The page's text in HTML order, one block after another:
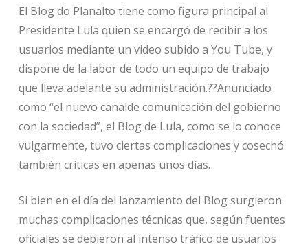
El Blog do Planalto tiene como figura principal al
Presidente Lula quien se encargó de recibir a los
usuarios mediante un video subido a You Tube, y
dispone de la labor de todo un equipo de trabajo
que lleva adelante su administración.??Anunciado
como “el nuevo canalde comunicación del gobierno
con la sociedad”, el Blog de Lula, como se lo conoce
vulgarmente, tuvo ciertas complicaciones y cosechó
también críticas en apenas unos días.
Si bien en el día del lanzamiento del Blog surgieron
muchas complicaciones técnicas que, según fuentes
oficiales se debieron al intenso tráfico de usuarios